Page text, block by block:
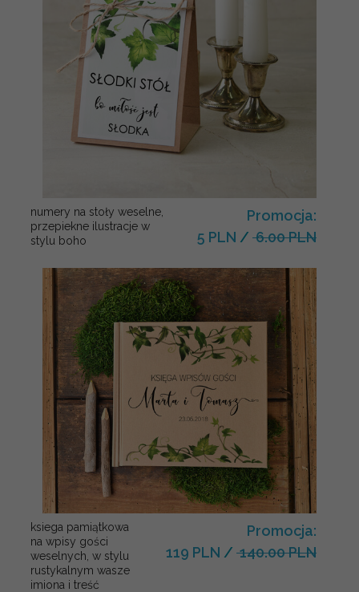
numery na stoły weselne,
przepiekne ilustracje w
stylu boho
Promocja:
5 PLN / 6.00 PLN
ksiega pamiątkowa
na wpisy gości
weselnych, w stylu
rustykalnym wasze
imiona i treść
Promocja:
119 PLN / 140.00 PLN